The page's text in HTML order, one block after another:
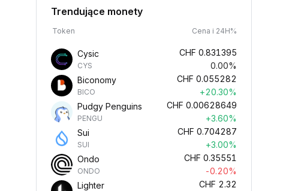
Trendujące monety
Token Cena i 24H%
Cysic
CYS
CHF 0.831395
0.00%
Biconomy
BICO
CHF 0.055282
+20.30%
Pudgy Penguins
PENGU
CHF 0.00628649
+3.60%
Sui
SUI
CHF 0.704287
+3.00%
Ondo
ONDO
CHF 0.35551
-0.20%
Lighter
CHF 2.32